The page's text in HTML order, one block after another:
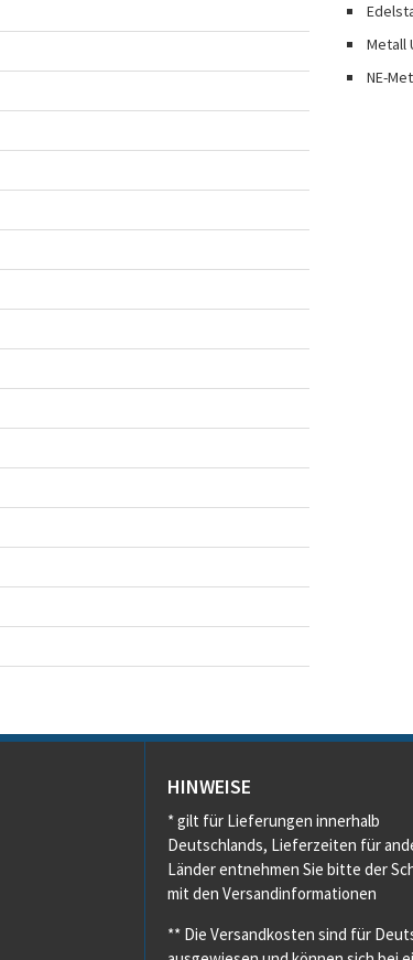
Metall
NE-
HINWEISE
* gilt für Lieferungen innerhalb
Deutschlands, Lieferzeiten für
Länder entnehmen Sie bitte der
mit den Versandinformationen
** Die Versandkosten sind für